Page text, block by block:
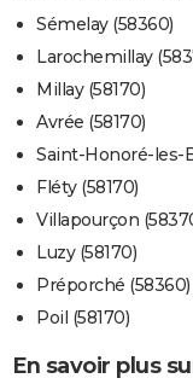
Sémelay (58360)
Larochemillay
Millay (58170)
Avrée (58170)
Saint-Honoré-les-
Fléty (58170)
Villapourçon
Luzy (58170)
Préporché (58360)
Poil (58170)
En savoir plus